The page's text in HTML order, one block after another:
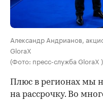
Александр Андрианов,
GloraX
(Фото: пресс-служба GloraX )
Плюс в регионах мы
на рассрочку. Во